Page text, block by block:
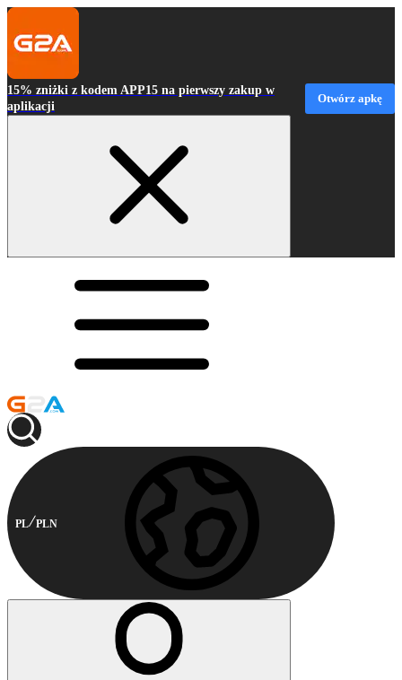
15% zniżki z kodem APP15 na pierwszy zakup w
aplikacji
Otwórz apkę
PL PLN